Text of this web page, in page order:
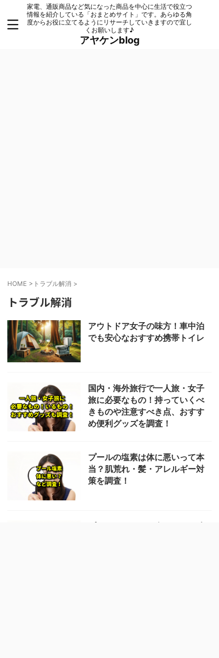
家電、通販商品など気になった商品を中心に生活で役立つ
情報を紹介している「おまとめサイト」です。あらゆる角
度からお役に立てるようにリサーチしていきますので宜し
くお願いします♪
アヤケンblog
HOME > トラブル解消 >
トラブル解消
アウトドア女子の味方！車中泊
でも安心なおすすめ携帯トイレ
国内・海外旅行で一人旅・女子
旅に必要なもの！持っていくべ
きものや注意すべき点、おすす
め便利グッズを調査！
プールの塩素は体に悪いって本
当？肌荒れ・髪・アレルギー対
策を調査！